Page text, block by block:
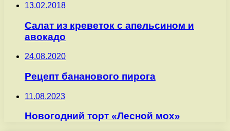
13.02.2018
Салат из креветок с апельсином и
авокадо
24.08.2020
Рецепт бананового пирога
11.08.2023
Новогодний торт «Лесной мох»